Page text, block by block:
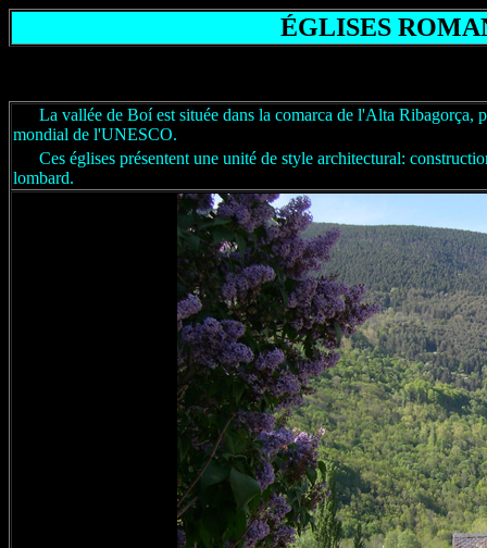
ÉGLISES
La vallée de Boí est située dans la comarca de l'Alta Ribagorça,
mondial de l'UNESCO.
Ces églises présentent une unité de style architectural:
lombard.